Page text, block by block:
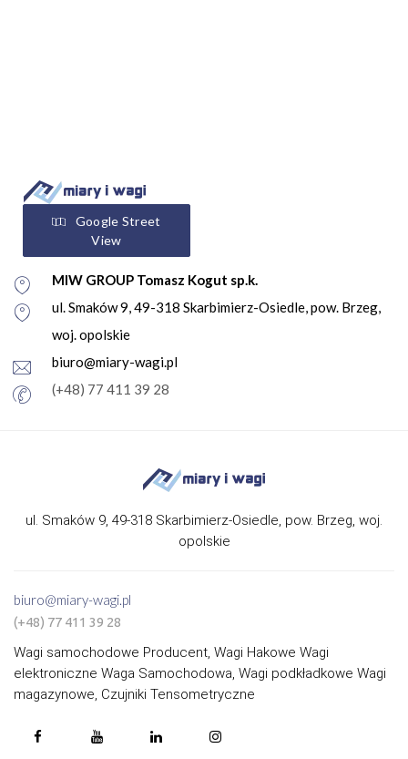
Google Street
View
MIW GROUP Tomasz Kogut sp.k.
ul. Smaków 9, 49-318 Skarbimierz-Osiedle, pow. Brzeg,
woj. opolskie
biuro@miary-wagi.pl
(+48) 77 411 39 28
ul. Smaków 9, 49-318 Skarbimierz-Osiedle, pow. Brzeg, woj.
opolskie
biuro@miary-wagi.pl
(+48) 77 411 39 28
Wagi samochodowe Producent, Wagi Hakowe Wagi
elektroniczne Waga Samochodowa, Wagi podkładkowe Wagi
magazynowe, Czujniki Tensometryczne